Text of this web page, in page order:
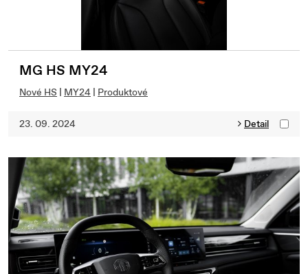
MG HS MY24
Nové HS | MY24 | Produktové
23. 09. 2024 Detail